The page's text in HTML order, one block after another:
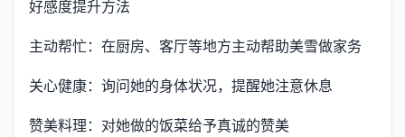
好感度提升方法
主动帮忙：在厨房、客厅等地方主动帮助美雪做家务
关心健康：询问她的身体状况，提醒她注意休息
赞美料理：对她做的饭菜给予真诚的赞美